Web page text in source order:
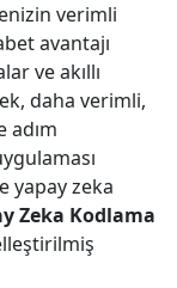
verimli
avantajı
ve akıllı
daha verimli,
adım
yapay zeka
Zeka Kodlama